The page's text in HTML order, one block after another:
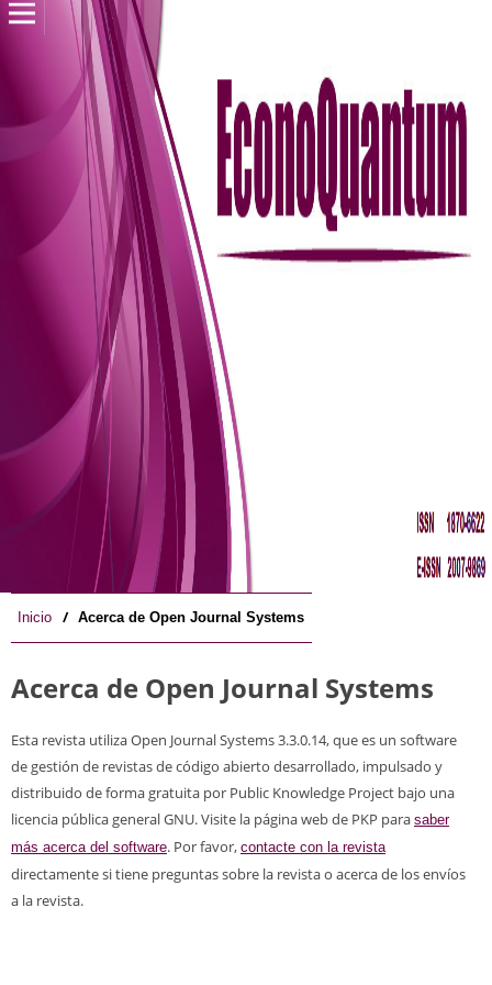
Inicio / Acerca de Open Journal Systems
Acerca de Open Journal Systems
Esta revista utiliza Open Journal Systems 3.3.0.14, que es un software
de gestión de revistas de código abierto desarrollado, impulsado y
distribuido de forma gratuita por Public Knowledge Project bajo una
licencia pública general GNU. Visite la página web de PKP para saber
más acerca del software. Por favor, contacte con la revista
directamente si tiene preguntas sobre la revista o acerca de los envíos
a la revista.